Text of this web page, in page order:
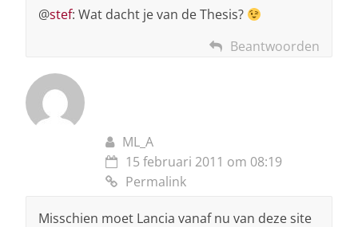
@stef: Wat dacht je van de Thesis?
Beantwoorden
ML_A
15 februari 2011 om 08:19
Permalink
Misschien moet Lancia vanaf nu van deze site